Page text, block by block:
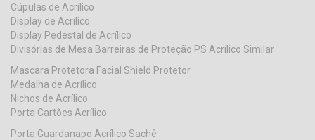
Cúpulas de Acrílico
Display de Acrílico
Display Pedestal de Acrílico
Divisórias de Mesa Barreiras de Proteção PS Acrílico Similar
Mascara Protetora Facial Shield Protetor
Medalha de Acrílico
Nichos de Acrílico
Porta Cartões Acrílico
Porta Guardanapo Acrílico Sachê